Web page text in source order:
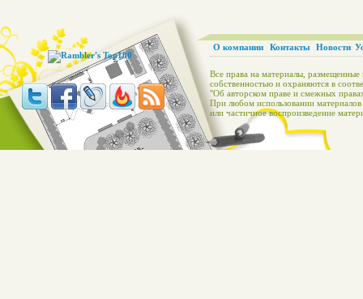
О компании Контакты Новости
Все права на материалы, размещенные
собственностью и охраняются в
"Об авторском праве и смежных
При любом использовании
или частичное воспроизведение